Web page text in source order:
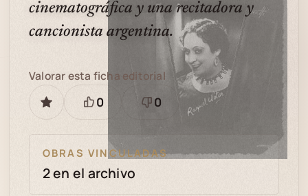
cinematográfica y una recitadora y
cancionista argentina.
GUARDAR
Valorar esta ficha editorial
Está
0
Necesita
0
OBRAS VINCULADAS
2 en el archivo